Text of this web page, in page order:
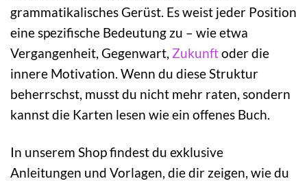
grammatikalisches Gerüst. Es weist jeder Position
eine spezifische Bedeutung zu – wie etwa
Vergangenheit, Gegenwart, Zukunftoder die
innere Motivation. Wenn du diese Struktur
beherrschst, musst du nicht mehr raten, sondern
kannst die Karten lesen wie ein offenes Buch.
In unserem Shop findest du exklusive
Anleitungen und Vorlagen, die dir zeigen, wie du